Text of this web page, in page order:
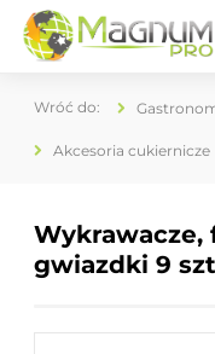
Akcesoria cukiernicze
gwiazdki 9 szt